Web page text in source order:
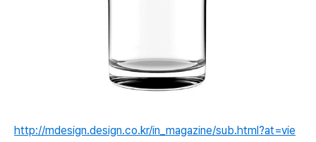
http://mdesign.design.co.kr/in_magazine/sub.html?at=vie